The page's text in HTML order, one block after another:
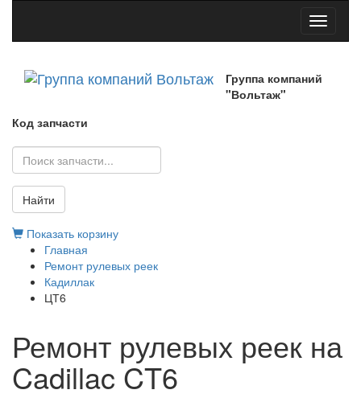
Toggle
Группа компаний
"Вольтаж"
Код запчасти
Найти
Показать корзину
Главная
Ремонт рулевых реек
Кадиллак
ЦТ6
Ремонт рулевых реек на
Cadillac CT6